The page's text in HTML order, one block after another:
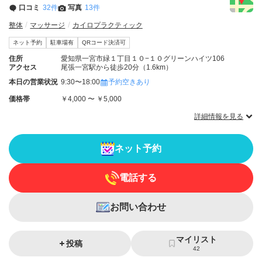
口コミ 32件 写真 13件
整体 マッサージ カイロプラクティック
ネット予約 駐車場有 QRコード決済可
住所
愛知県一宮市緑１丁目１０−１０グリーンハイツ106
アクセス
尾張一宮駅から徒歩20分（1.6km）
本日の営業状況 9:30〜18:00 予約空きあり
価格帯 ￥4,000 〜 ￥5,000
詳細情報を見る
ネット予約
電話する
お問い合わせ
投稿 マイリスト
42